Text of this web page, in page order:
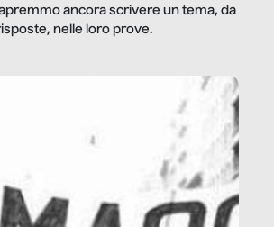
ancora scrivere un tema, da
nelle loro prove.